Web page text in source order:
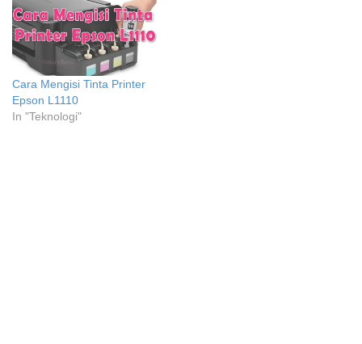
Cara Mengisi Tinta Printer
Epson L1110
In "Teknologi"